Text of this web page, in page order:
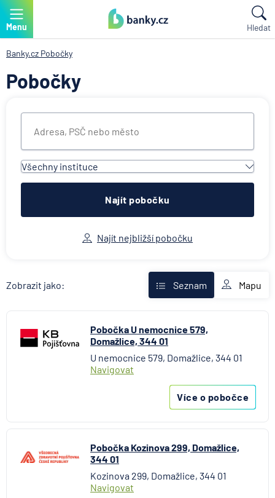
Menu Hledat
Banky.cz Pobočky
Pobočky
Všechny instituce
Všechny instituce
ACE European Group Ltd
Allianz penzijní společnost
Allianz pojišťovna
AXA Assistance
BNP Paribas Cardif Pojišťovna
Česká exportní banka
Česká národní banka
Česká podnikatelská pojišťovna
Česká spořitelna - penzijní společnost
Citibank
COMMERZBANK Aktiengesellschaft
ČSOB Hypoteční banka
ČSOB Penzijní společnost
Najít pobočku
Najít nejbližší pobočku
Zobrazit jako: Seznam Mapu
Pobočka U nemocnice 579,
Domažlice, 344 01
U nemocnice 579, Domažlice, 344 01
Navigovat
Více o pobočce
Pobočka Kozinova 299, Domažlice,
344 01
Kozinova 299, Domažlice, 344 01
Navigovat